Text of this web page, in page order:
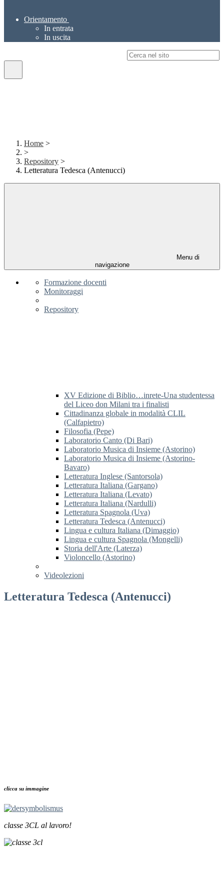
Orientamento
In entrata
In uscita
Home >
>
Repository >
Letteratura Tedesca (Antenucci)
Menu di
navigazione
Formazione docenti
Monitoraggi
Repository
XV Edizione di Biblio…inrete-Una studentessa
del Liceo don Milani tra i finalisti
Cittadinanza globale in modalità CLIL
(Calfapietro)
Filosofia (Pepe)
Laboratorio Canto (Di Bari)
Laboratorio Musica di Insieme (Astorino)
Laboratorio Musica di Insieme (Astorino-
Bavaro)
Letteratura Inglese (Santorsola)
Letteratura Italiana (Gargano)
Letteratura Italiana (Levato)
Letteratura Italiana (Nardulli)
Letteratura Spagnola (Uva)
Letteratura Tedesca (Antenucci)
Lingua e cultura Italiana (Dimaggio)
Lingua e cultura Spagnola (Mongelli)
Storia dell'Arte (Laterza)
Violoncello (Astorino)
Videolezioni
Letteratura Tedesca (Antenucci)
clicca su immagine
classe 3CL al lavoro!